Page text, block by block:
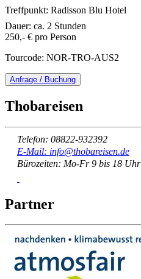
Treffpunkt: Radisson Blu Hotel
Dauer: ca. 2 Stunden
250,- € pro Person
Tourcode: NOR-TRO-AUS2
Anfrage / Buchung
Thobareisen
Telefon: 08822-932392
E-Mail: info@thobareisen.de
Bürozeiten: Mo-Fr 9 bis 18 Uhr
Partner